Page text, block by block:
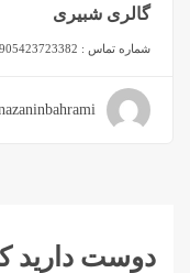
گالری شبیری
شماره تماس :
دوست دارید